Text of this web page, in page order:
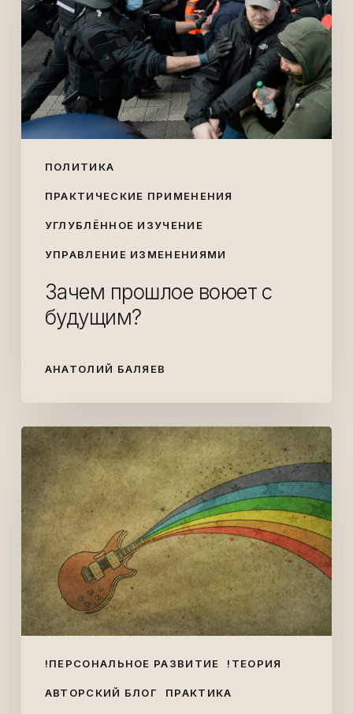
ПОЛИТИКА
ПРАКТИЧЕСКИЕ ПРИМЕНЕНИЯ
УГЛУБЛЁННОЕ ИЗУЧЕНИЕ
УПРАВЛЕНИЕ ИЗМЕНЕНИЯМИ
с
будущим?
Зачем прошлое воюет с
будущим?
АНАТОЛИЙ БАЛЯЕВ
!ПЕРСОНАЛЬНОЕ РАЗВИТИЕ !ТЕОРИЯ
АВТОРСКИЙ БЛОГ ПРАКТИКА
Письмо
струнам
первого
порядка